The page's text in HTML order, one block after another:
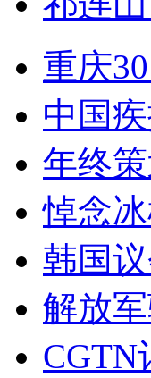
重庆
中国
年终
悼念
韩国
解放
CGTN